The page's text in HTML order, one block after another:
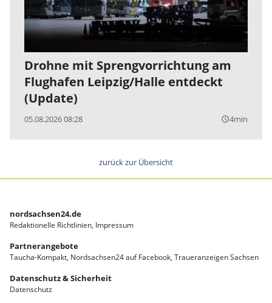
Drohne mit Sprengvorrichtung am
Flughafen Leipzig/Halle entdeckt
(Update)
05.08.2026 08:28 query_builder4min
zurück zur Übersicht
nordsachsen24.de
Redaktionelle Richtlinien Impressum
Partnerangebote
Taucha-Kompakt Nordsachsen24 auf Facebook Traueranzeigen Sachsen
Datenschutz & Sicherheit
Datenschutz